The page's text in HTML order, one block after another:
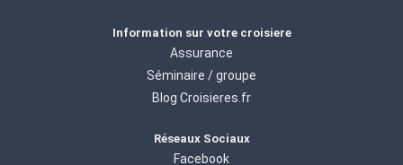
Information sur votre croisiere
Assurance
Séminaire / groupe
Blog Croisieres.fr
Réseaux Sociaux
Facebook